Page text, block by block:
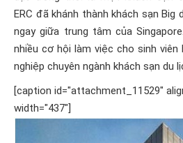
ERC đã khánh thành khách sạn Big
ngay giữa trung tâm của
nhiều cơ hội làm việc cho sinh viên
nghiệp chuyên ngành khách sạn du
[caption id="attachment_11529"
width="437"]